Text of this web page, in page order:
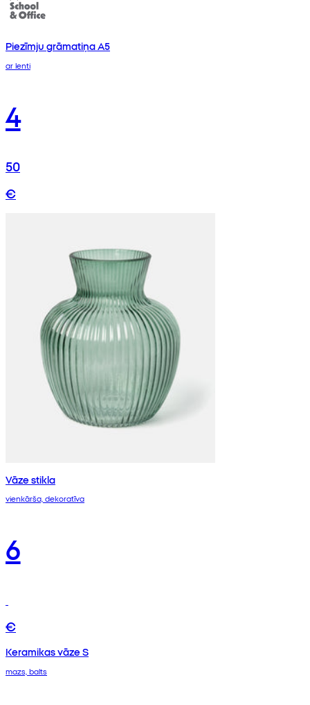
Piezīmju grāmatiņa A5
ar lenti
4
50
€
Vāze stikla
vienkārša, dekoratīva
6
€
Keramikas vāze S
mazs, balts